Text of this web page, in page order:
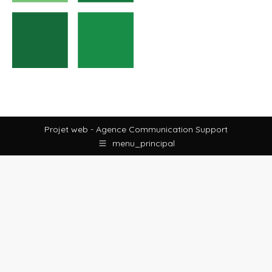
Projet web - Agence Communication Support
menu_principal